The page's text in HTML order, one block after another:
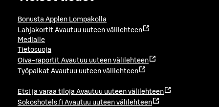
Bonusta Applen Lompakolla
Lahjakortit Avautuu uuteen välilehteen
Medialle
Tietosuoja
Oiva-raportit Avautuu uuteen välilehteen
Työpaikat Avautuu uuteen välilehteen
Etsi ja varaa tiloja Avautuu uuteen välilehteen
Sokoshotels.fi Avautuu uuteen välilehteen